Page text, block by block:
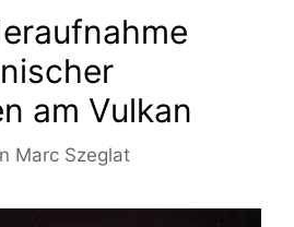
am Vulkan
Marc Szeglat